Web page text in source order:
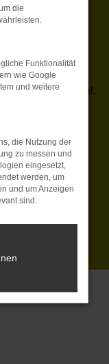
Energiekosten
für Ihr Fahrprofil.
Fachpersonal
erklären die
empfehlen
die
Funktionalität
wie Google
und weitere
die Nutzung der
zu messen und
eingesetzt,
werden, um
und um Anzeigen
sind.